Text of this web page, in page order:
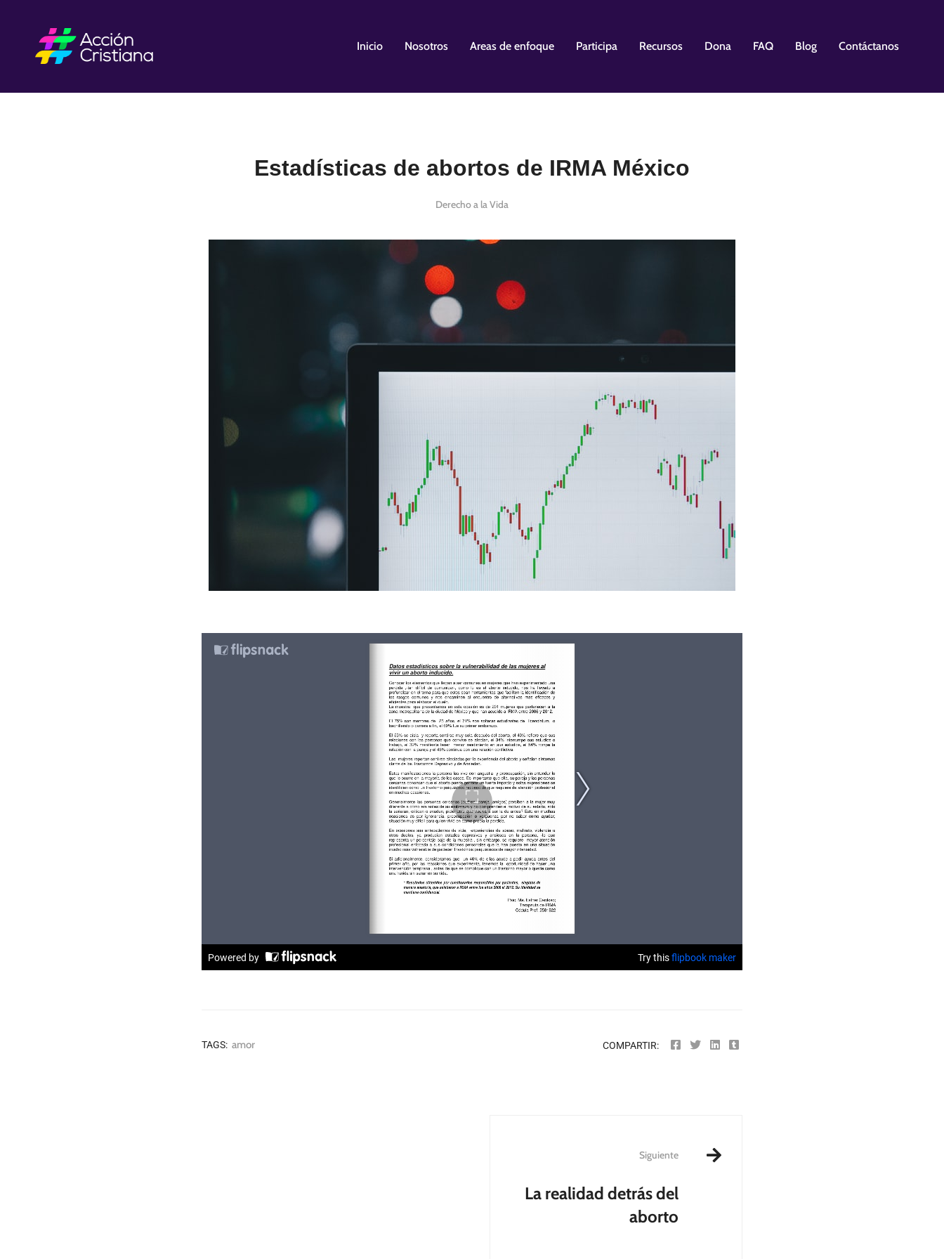
Inicio Nosotros Areas de enfoque Participa Recursos Dona FAQ Blog Contáctanos
Estadísticas de abortos de IRMA México
Derecho a la Vida
TAGS: amor COMPARTIR:
Siguiente
La realidad detrás del
aborto